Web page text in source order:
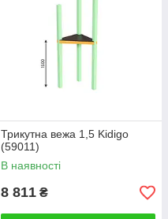
Трикутна вежа 1,5 Kidigo
(59011)
В наявності
8 811 ₴